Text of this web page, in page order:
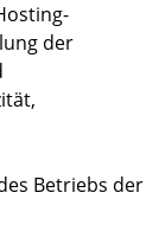
der
Betriebs der